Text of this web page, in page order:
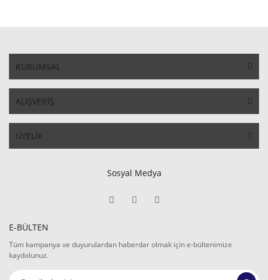
KURUMSAL
ALIŞVERİŞ
ÜYELİK
Sosyal Medya
E-BÜLTEN
Tüm kampanya ve duyurulardan haberdar olmak için e-bültenimize
kaydolunuz.